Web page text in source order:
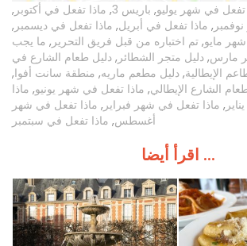
تفعل في شهر يوليو, باريس 3 , ماذا تفعل في أكتوبر ,
, ماذا تفعل في أبريل, ماذا تفعل في ديسمبر ,
مايو, تم اختباره من قبل فريق التحرير , ما يجب
مارس, دليل متجر الشطائر , دليل طعام الشارع في
الإيطالية, دليل مطعم ماريه, منطقة سانت أفوا,
الشارع الإيطالي, ماذا تفعل في شهر يونيو, ماذا
, ماذا تفعل في شهر فبراير , ماذا تفعل في شهر
أغسطس, ماذا تفعل في سبتمبر
اقرأ أيضا ...